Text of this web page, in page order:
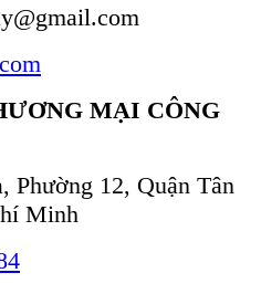
MẠI CÔNG
Phường 12, Quận Tân
Minh